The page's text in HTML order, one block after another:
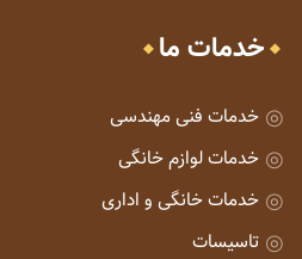
خدمات ما
خدمات فنی مهندسی
خدمات لوازم خانگی
خدمات خانگی و اداری
تاسیسات